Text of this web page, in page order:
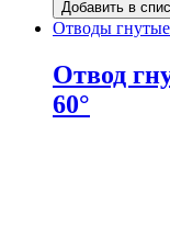
Добавить в
Отводы
Отвод
60°